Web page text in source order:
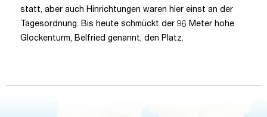
statt, aber auch Hinrichtungen waren hier einst an der
Tagesordnung. Bis heute schmückt der 96 Meter hohe
Glockenturm, Belfried genannt, den Platz.